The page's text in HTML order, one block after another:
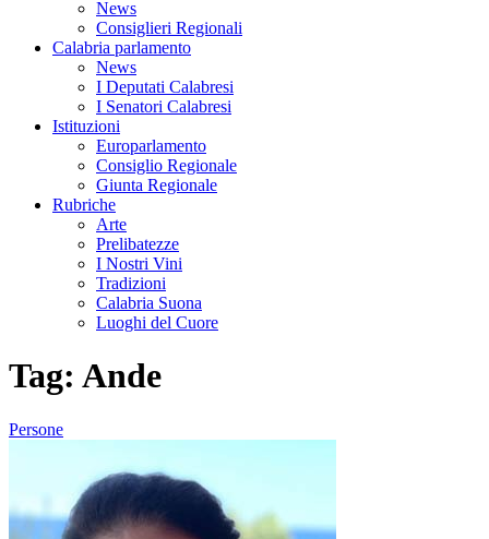
News
Consiglieri Regionali
Calabria parlamento
News
I Deputati Calabresi
I Senatori Calabresi
Istituzioni
Europarlamento
Consiglio Regionale
Giunta Regionale
Rubriche
Arte
Prelibatezze
I Nostri Vini
Tradizioni
Calabria Suona
Luoghi del Cuore
Tag: Ande
Persone